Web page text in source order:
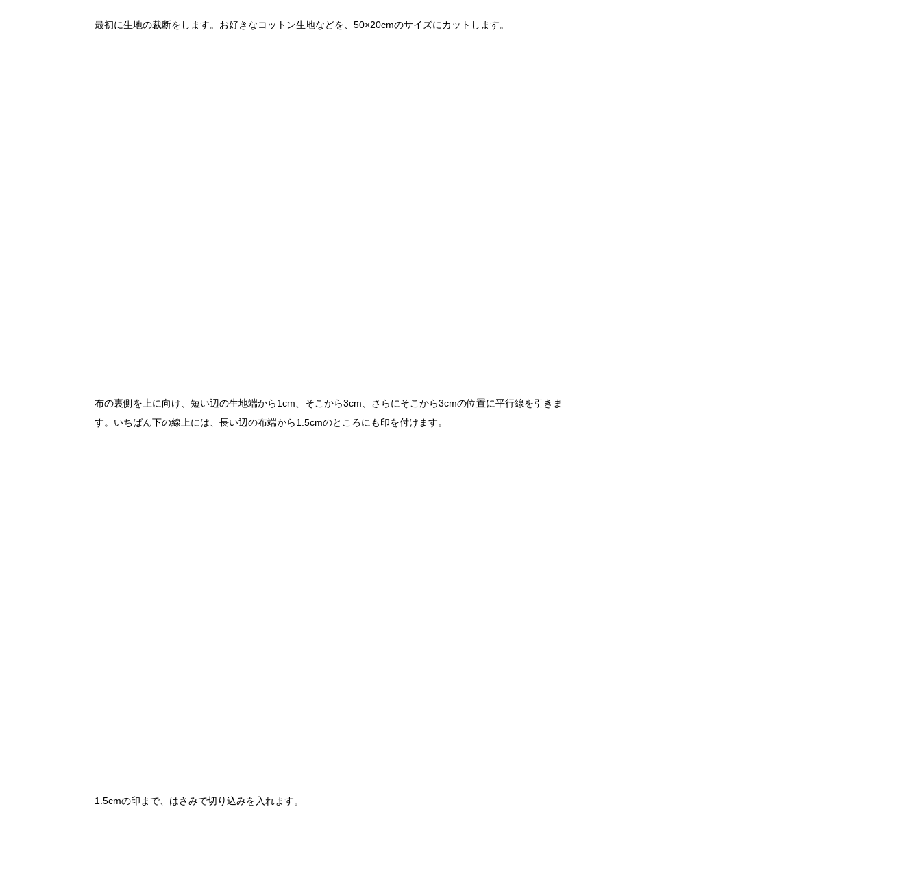
最初に生地の裁断をします。お好きなコットン生地などを、50×20cmのサイズにカットします。
布の裏側を上に向け、短い辺の生地端から1cm、そこから3cm、さらにそこから3cmの位置に平行線を引きま
す。いちばん下の線上には、長い辺の布端から1.5cmのところにも印を付けます。
1.5cmの印まで、はさみで切り込みを入れます。